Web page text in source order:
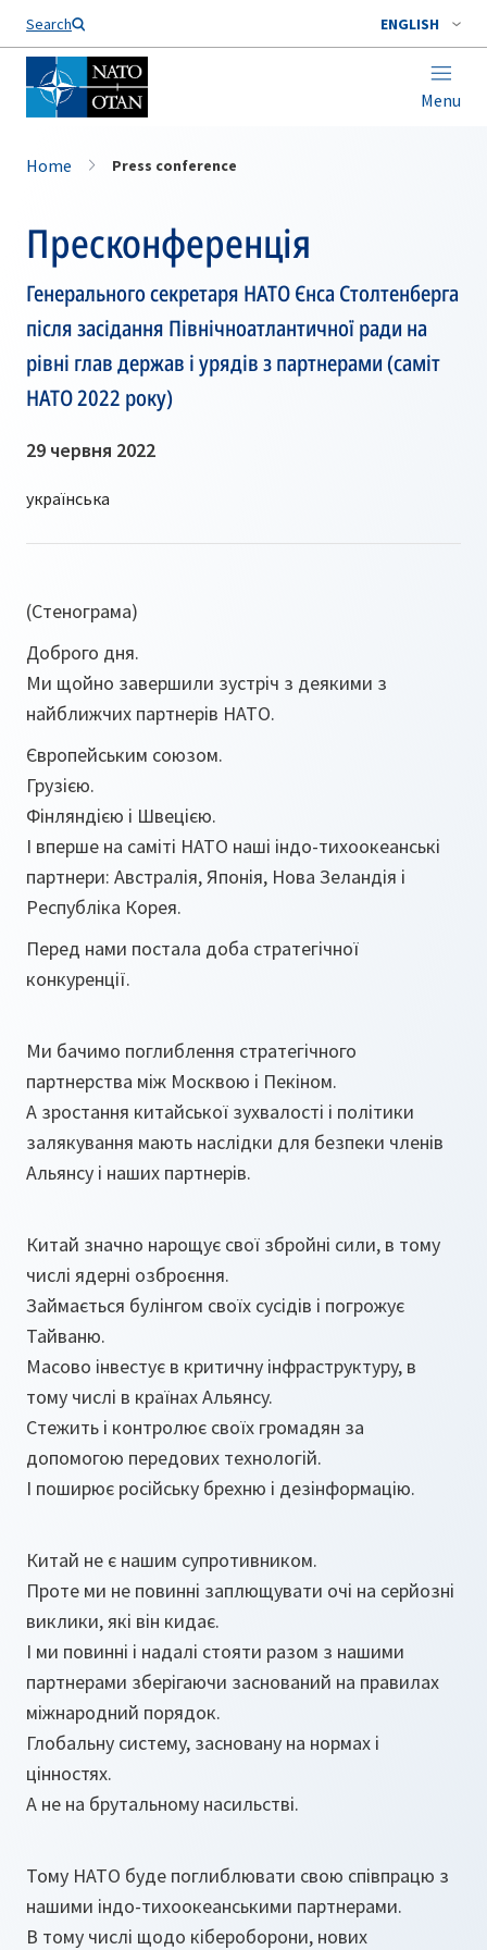
Search ENGLISH
Menu
Home Press conference
Пресконференція
Генерального секретаря НАТО Єнса Столтенберга
після засідання Північноатлантичної ради на
рівні глав держав і урядів з партнерами (саміт
НАТО 2022 року)
29 червня 2022
(Стенограма)
Доброго дня.
Ми щойно завершили зустріч з деякими з
найближчих партнерів НАТО.
Європейським союзом.
Грузією.
Фінляндією і Швецією.
І вперше на саміті НАТО наші індо-тихоокеанські
партнери: Австралія, Японія, Нова Зеландія і
Республіка Корея.
Перед нами постала доба стратегічної
конкуренції.
Ми бачимо поглиблення стратегічного
партнерства між Москвою і Пекіном.
А зростання китайської зухвалості і політики
залякування мають наслідки для безпеки членів
Альянсу і наших партнерів.
Китай значно нарощує свої збройні сили, в тому
числі ядерні озброєння.
Займається булінгом своїх сусідів і погрожує
Тайваню.
Масово інвестує в критичну інфраструктуру, в
тому числі в країнах Альянсу.
Стежить і контролює своїх громадян за
допомогою передових технологій.
І поширює російську брехню і дезінформацію.
Китай не є нашим супротивником.
Проте ми не повинні заплющувати очі на серйозні
виклики, які він кидає.
І ми повинні і надалі стояти разом з нашими
партнерами зберігаючи заснований на правилах
міжнародний порядок.
Глобальну систему, засновану на нормах і
цінностях.
А не на брутальному насильстві.
Тому НАТО буде поглиблювати свою співпрацю з
нашими індо-тихоокеанськими партнерами.
В тому числі щодо кібероборони, нових